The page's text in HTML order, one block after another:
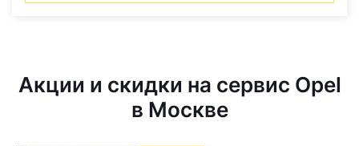
Акции и скидки на сервис Opel
в Москве